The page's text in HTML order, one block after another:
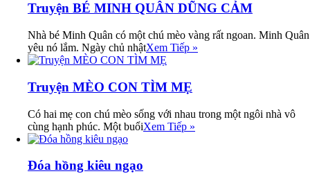
Truyện BÉ MINH QUÂN DŨNG CẢM
Nhà bé Minh Quân có một chú mèo vàng rất ngoan. Minh Quân
yêu nó lắm. Ngày chủ nhậtXem Tiếp »
Truyện MÈO CON TÌM MẸ
Có hai mẹ con chú mèo sống với nhau trong một ngôi nhà vô
cùng hạnh phúc. Một buổiXem Tiếp »
Đóa hồng kiêu ngạo